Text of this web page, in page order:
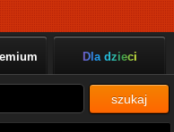
Dla dzieci
szukaj